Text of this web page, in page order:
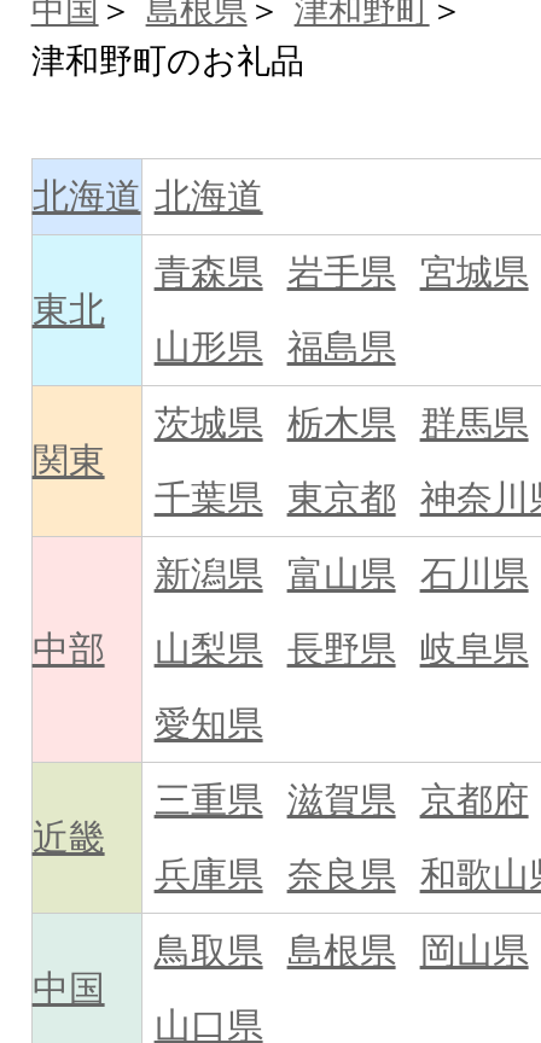
中国
島根県
津和野町
津和野町のお礼品
北海道 北海道
東北
青森県 岩手県
宮城県
山形県 福島県
関東
茨城県 栃木県
群馬県
千葉県
東京都 神奈川
中部
新潟県 富山県 石川県
山梨県 長野県 岐阜県
愛知県
近畿
三重県 滋賀県
京都府
兵庫県
奈良県 和歌山
中国
鳥取県 島根県
岡山県
山口県